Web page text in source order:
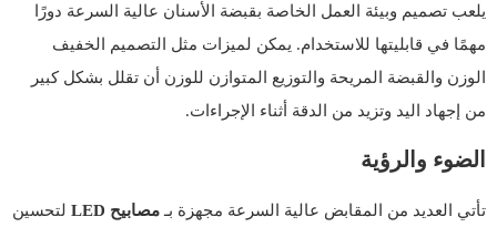
يلعب تصميم وبيئة العمل الخاصة بقبضة الأسنان عالية السرعة دورًا
مهمًا في قابليتها للاستخدام. يمكن لميزات مثل التصميم الخفيف
الوزن والقبضة المريحة والتوزيع المتوازن للوزن أن تقلل بشكل كبير
من إجهاد اليد وتزيد من الدقة أثناء الإجراءات.
الضوء والرؤية
تأتي العديد من المقابض عالية السرعة مجهزة بـ مصابيح LED
لتحسين